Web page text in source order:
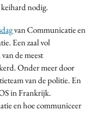
keihard nodig.
van Communicatie en
Een zaal vol
de meest
Onder meer door
van de politie. En
in Frankrijk.
en hoe communiceer